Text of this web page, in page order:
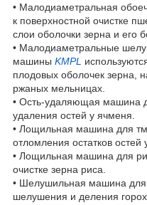
• Maлодиаметральная
к поверхностной очистке
слои оболочки зерна и его
• Maлодиаметральные
машины KMPL
плодовых оболочек зерна,
ржаных мельницах.
• Oсть-удаляющая машина
удаления остей у ячменя.
• Лощильная машина для
отломления остатков остей
• Лощильная машина для
очистке зерна риса.
• Шелушильная машина для
шелушения и деления